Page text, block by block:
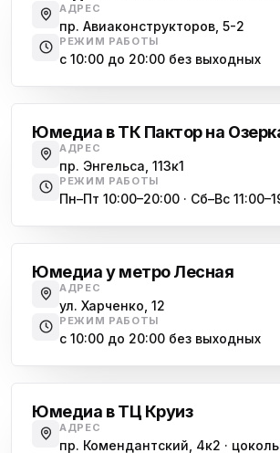
АДРЕС
пр. Авиаконструкторов, 5-2
РЕЖИМ РАБОТЫ
с 10:00 до 20:00 без выходных
Юмедиа в ТК Пактор на
АДРЕС
пр. Энгельса, 113к1
РЕЖИМ РАБОТЫ
Пн–Пт 10:00–20:00 · Сб–Вс
Юмедиа у метро Лесная
АДРЕС
ул. Харченко, 12
РЕЖИМ РАБОТЫ
с 10:00 до 20:00 без выходных
Юмедиа в ТЦ Круиз
АДРЕС
пр. Комендантский, 4к2 ·